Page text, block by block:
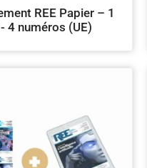
REE Papier – 1
4 numéros (UE)